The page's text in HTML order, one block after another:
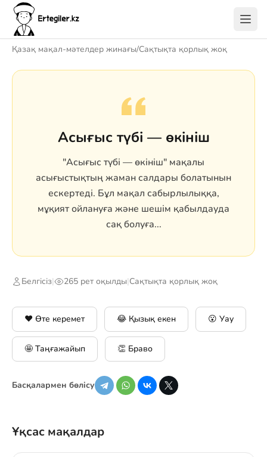
Қазақ мақал-мәтелдер жинағы/Сақтықта қорлық жоқ
Асығыс түбі — өкініш
"Асығыс түбі — өкініш" мақалы
асығыстықтың жаман салдары болатынын
ескертеді. Бұл мақал сабырлылыққа,
мұқият ойлануға және шешім қабылдауда
сақ болуға...
Белгісіз| 265 рет оқылды|Сақтықта қорлық жоқ
❤️ Өте керемет 😂 Қызық екен 😮 Уау
🤩 Таңғажайып 👏 Браво
Басқалармен бөлісу
Ұқсас мақалдар